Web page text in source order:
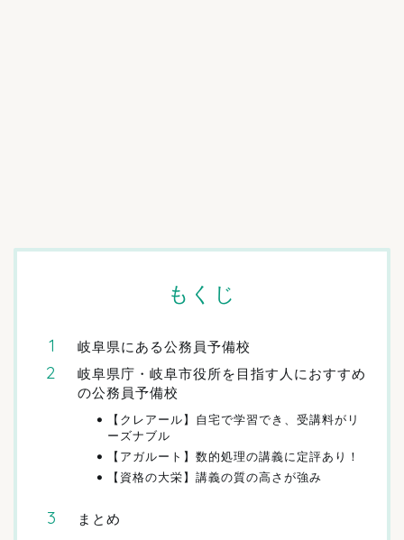
もくじ
岐阜県にある公務員予備校
岐阜県庁・岐阜市役所を目指す人におすすめ
の公務員予備校
【クレアール】自宅で学習でき、受講料がリ
ーズナブル
【アガルート】数的処理の講義に定評あり！
【資格の大栄】講義の質の高さが強み
まとめ